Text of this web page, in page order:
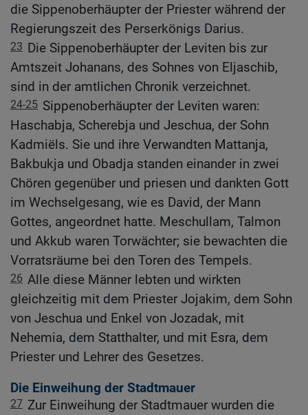
die Sippenoberhäupter der Priester während der
Regierungszeit des Perserkönigs Darius.
23 Die Sippenoberhäupter der Leviten bis zur
Amtszeit Johanans, des Sohnes von Eljaschib,
sind in der amtlichen Chronik verzeichnet.
24-25 Sippenoberhäupter der Leviten waren:
Haschabja, Scherebja und Jeschua, der Sohn
Kadmiëls. Sie und ihre Verwandten Mattanja,
Bakbukja und Obadja standen einander in zwei
Chören gegenüber und priesen und dankten Gott
im Wechselgesang, wie es David, der Mann
Gottes, angeordnet hatte. Meschullam, Talmon
und Akkub waren Torwächter; sie bewachten die
Vorratsräume bei den Toren des Tempels.
26 Alle diese Männer lebten und wirkten
gleichzeitig mit dem Priester Jojakim, dem Sohn
von Jeschua und Enkel von Jozadak, mit
Nehemia, dem Statthalter, und mit Esra, dem
Priester und Lehrer des Gesetzes.
Die Einweihung der Stadtmauer
27 Zur Einweihung der Stadtmauer wurden die